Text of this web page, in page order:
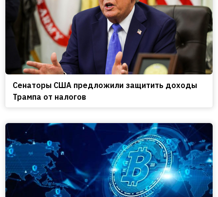
Сенаторы США предложили защитить доходы
Трампа от налогов